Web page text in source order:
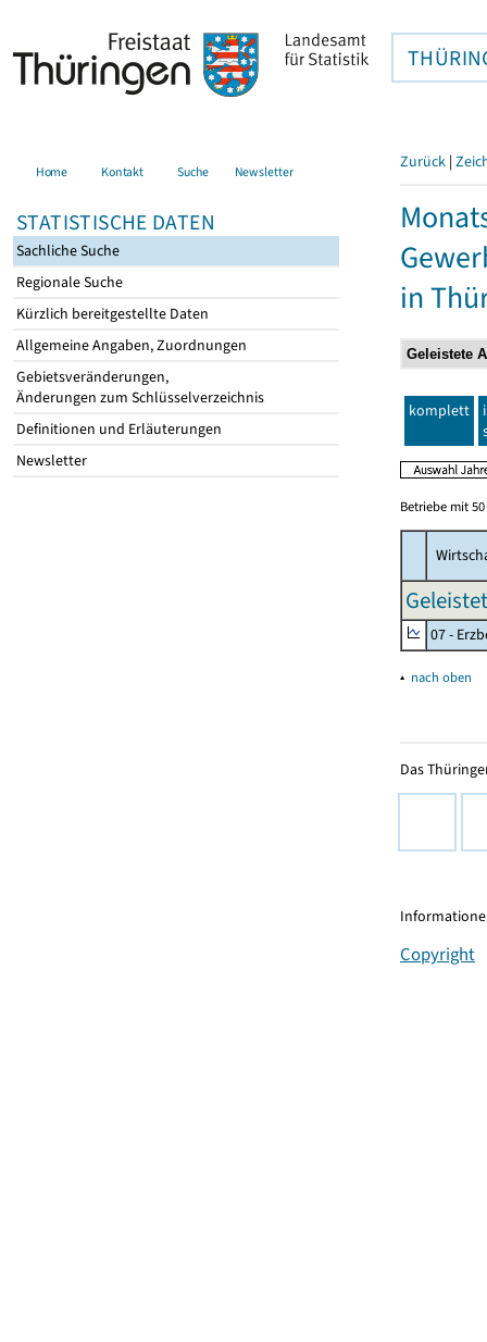
Home Kontakt Suche Newsletter
STATISTISCHE DATEN
Sachliche Suche
Regionale Suche
Kürzlich bereitgestellte Daten
Allgemeine Angaben, Zuordnungen
Gebietsveränderungen,
Änderungen zum Schlüsselverzeichnis
Definitionen und Erläuterungen
Newsletter
Zurück |
in
komplett
Betriebe mit
07 -
▴ nach oben
Das
Copyright